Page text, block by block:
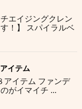
エイジングクレン
！】 スパイラルベ
イテム
イテム ファンデ
がイマイチ ...